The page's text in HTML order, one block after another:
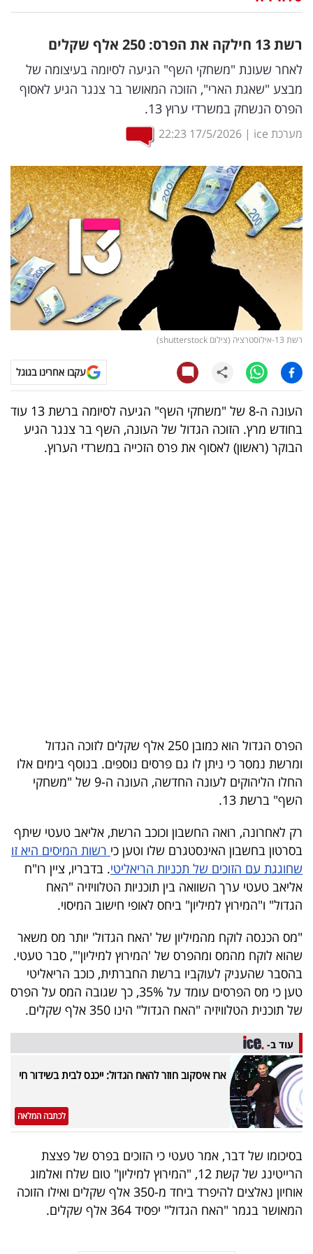
וטק
שיווק
ופרסום
משפט
מדדים
ומחקרים
דעות
רכילות
עסקית
קריפטו
ויראלי
טלוויזיה
עסקי
תיירות
TOP-
5
המילון
הכלכלי
פודקאסט
40
UNDER
40
שיתופי
פעולה
דרושים
ניוזלטרים
מייל
אדום
רשת 13 חילקה את הפרס: 250 אלף שקלים
לאחר שעונת "משחקי השף" הגיעה לסיומה בעיצומה של
מבצע "שאגת הארי", הזוכה המאושר בר צנגר הגיע לאסוף
הפרס הנשחק במשרדי ערוץ 13.
מערכת ice |
17/5/2026
22:23
רשת 13-אילוסטרציה (צילום shutterstock)
עקבו אחרינו בגוגל
העונה ה-8 של "משחקי השף" הגיעה לסיומה ברשת 13 עוד
בחודש מרץ. הזוכה הגדול של העונה, השף בר צנגר הגיע
הבוקר (ראשון) לאסוף את פרס הזכייה במשרדי הערוץ.
הפרס הגדול הוא כמובן 250 אלף שקלים לזוכה הגדול
ומרשת נמסר כי ניתן לו גם פרסים נוספים. בנוסף בימים אלו
החלו הליהוקים לעונה החדשה, העונה ה-9 של "משחקי
השף" ברשת 13.
רק לאחרונה, רואה החשבון וכוכב הרשת, אליאב טעטי שיתף
בסרטון בחשבון האינסטגרם שלו וטען כי רשות המיסים היא זו
שחוגגת עם הזוכים של תכניות הריאליטי. בדבריו, ציין רו"ח
אליאב טעטי ערך השוואה בין תוכניות הטלוויזיה "האח
הגדול" ו"המירוץ למיליון" ביחס לאופי חישוב המיסוי.
"מס הכנסה לוקח מהמיליון של 'האח הגדול' יותר מס משאר
שהוא לוקח מהמס ומהפרס של 'המירוץ למיליון'", סבר טעטי.
בהסבר שהעניק לעוקביו ברשת החברתית, כוכב הריאליטי
טען כי מס הפרסים עומד על 35%, כך שגובה המס על הפרס
של תוכנית הטלוויזיה "האח הגדול" הינו 350 אלף שקלים.
עוד ב-
ארז איסקוב חוזר להאח הגדול: ייכנס לבית בשידור חי
לכתבה המלאה
בסיכומו של דבר, אמר טעטי כי הזוכים בפרס של פצצת
הרייטינג של קשת 12, "המירוץ למיליון" טום שלח ואלמוג
אוחיון נאלצים להיפרד ביחד מ-350 אלף שקלים ואילו הזוכה
המאושר בגמר "האח הגדול" יפסיד 364 אלף שקלים.